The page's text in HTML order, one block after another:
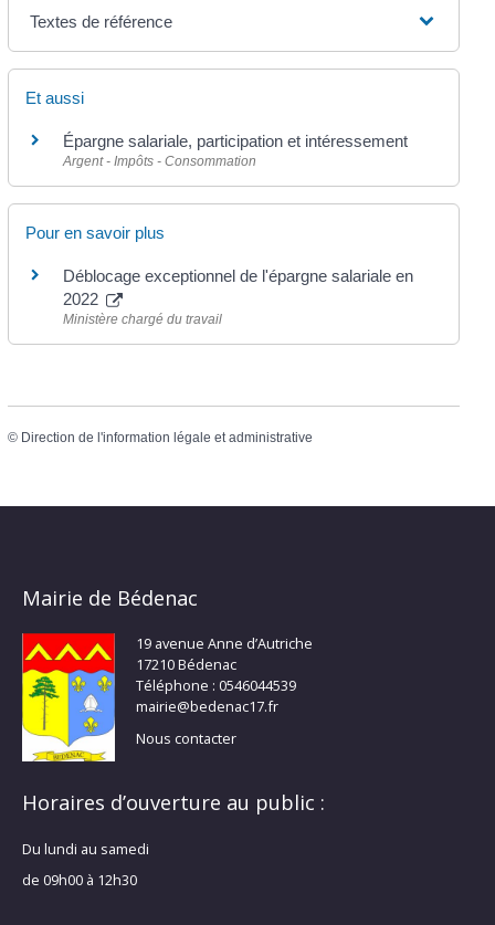
Textes de référence
Et aussi
Épargne salariale, participation et intéressement
Argent - Impôts - Consommation
Pour en savoir plus
Déblocage exceptionnel de l'épargne salariale en
2022
Ministère chargé du travail
© Direction de l'information légale et administrative
Mairie de Bédenac
19 avenue Anne d’Autriche
17210 Bédenac
Téléphone : 0546044539
mairie@bedenac17.fr
Nous contacter
Horaires d’ouverture au public :
Du lundi au samedi
de 09h00 à 12h30